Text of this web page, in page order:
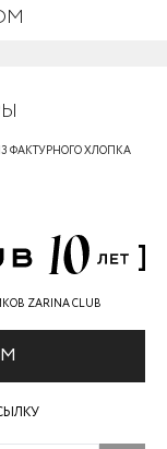
ФАКТУРНОГО ХЛОПКА
ZARINA CLUB